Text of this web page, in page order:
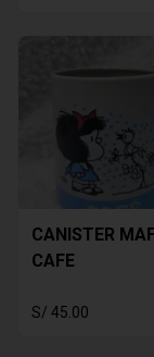
CANISTER
CAFE
S/ 45.00